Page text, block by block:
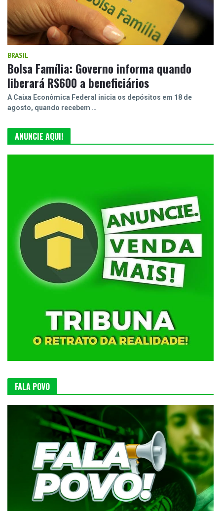
BRASIL
Bolsa Família: Governo informa quando
liberará R$600 a beneficiários
A Caixa Econômica Federal inicia os depósitos em 18 de
agosto, quando recebem …
ANUNCIE AQUI!
FALA POVO